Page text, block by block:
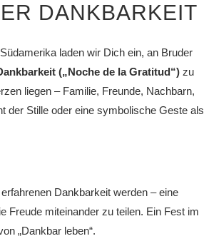
DANKBARKEIT
laden wir Dich ein, an Bruder
(„Noche de la Gratitud“) zu
liegen – Familie, Freunde, Nachbarn,
der Stille oder eine symbolische Geste als
Dankbarkeit werden – eine
Freude miteinander zu teilen. Ein Fest im
„Dankbar leben“.